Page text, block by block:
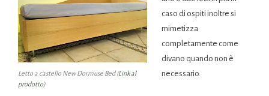
Letto a castello New Dormuse Bed (Link al
prodotto)
caso di ospiti inoltre si
mimetizza
completamente come
divano quando non è
necessario.